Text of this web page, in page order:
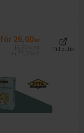
för 26,00 kr
Till butik